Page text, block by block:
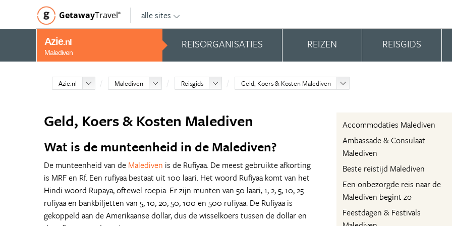
GetawayTravel© alle sites
Azie.nl
Malediven
REISORGANISATIES REIZEN REISGIDS
Azie.nl Malediven Reisgids Geld, Koers & Kosten Malediven
Accommodaties Malediven
Ambassade & Consulaat
Malediven
Beste reistijd Malediven
Een onbezorgde reis naar de
Malediven begint zo
Feestdagen & Festivals
Geld, Koers & Kosten Malediven
Wat is de munteenheid in de Malediven?
De munteenheid van de Malediven is de Rufiyaa. De meest gebruikte afkorting
is MRF en Rf. Een rufiyaa bestaat uit 100 laari. Het woord Rufiyaa komt van het
Hindi woord Rupaya, oftewel roepia. Er zijn munten van 50 laari, 1, 2, 5, 10, 25
rufiyaa en bankbiljetten van 5, 10, 20, 50, 100 en 500 rufiyaa. De Rufiyaa is
gekoppeld aan de Amerikaanse dollar, dus de wisselkoers tussen de dollar en